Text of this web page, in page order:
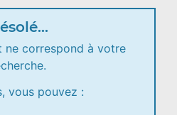
ne correspond à votre
vous pouvez :